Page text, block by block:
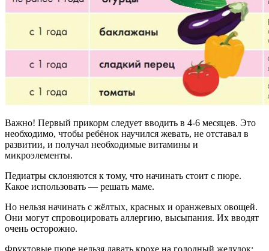
Важно! Первый прикорм следует вводить в 4-6 месяцев. Это
необходимо, чтобы ребёнок научился жевать, не отставал в
развитии, и получал необходимые витамины и
микроэлементы.
Педиатры склоняются к тому, что начинать стоит с пюре.
Какое использовать — решать маме.
Но нельзя начинать с жёлтых, красных и оранжевых овощей.
Они могут спровоцировать аллергию, высыпания. Их вводят
очень осторожно.